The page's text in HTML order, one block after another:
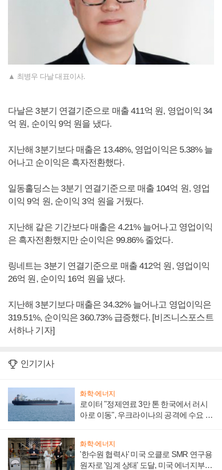
▲ 최병우 다날 대표이사.
다날은 3분기 연결기준으로 매출 411억 원, 영업이익 34
억 원, 순이익 9억 원을 냈다.
지난해 3분기보다 매출은 13.48%, 영업이익은 5.38% 늘
어나고 순이익은 흑자전환했다.
일동홀딩스는 3분기 연결기준으로 매출 104억 원, 영업
이익 9억 원, 순이익 3억 원을 거뒀다.
지난해 같은 기간보다 매출은 4.21% 늘어나고 영업이익
은 흑자전환했지만 순이익은 99.86% 줄었다.
링네트는 3분기 연결기준으로 매출 412억 원, 영업이익
26억 원, 순이익 16억 원을 냈다.
지난해 3분기보다 매출은 34.32% 늘어나고 영업이익은
319.51%, 순이익은 360.73% 급증했다. [비즈니스포스트
서하나 기자]
인기기사
화학·에너지
로이터 "정제연료 3만 톤 한국에서 러시
아로 이동", 우크라이나의 공격에 수요 늘
화학·에너지
'한수원 협력사' 미국 오클로 SMR 연구용
원자로 '임계 상태' 도달, 미국 에너지부